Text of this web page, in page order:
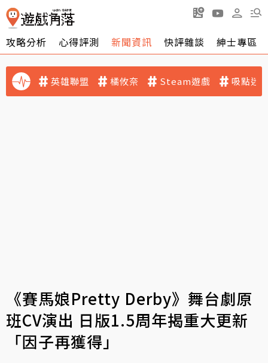
攻略分析 心得評測 新聞資訊 快評雜談 紳士專區
英雄聯盟 橘攸奈 Steam遊戲 吸點迷
《賽馬娘Pretty Derby》舞台劇原
班CV演出 日版1.5周年揭重大更新
「因子再獲得」